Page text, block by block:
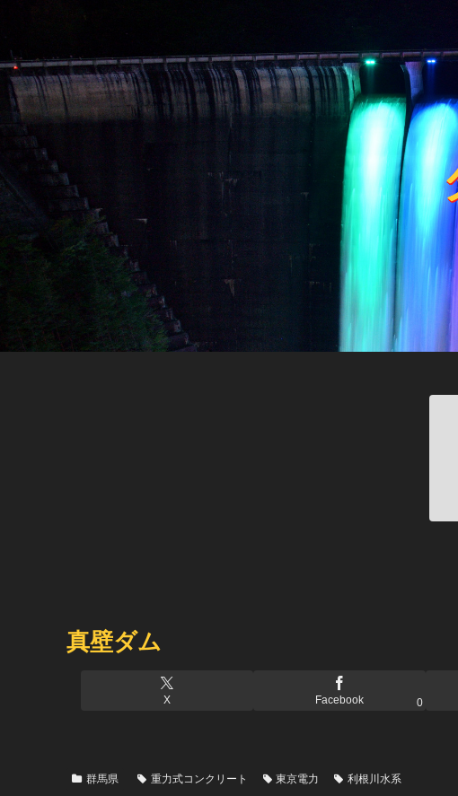
真壁ダム
X Facebook 0
群馬県 重力式コンクリート 東京電力 利根川水系